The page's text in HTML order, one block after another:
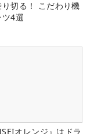
切る！ こだわり機
4選
オレンジ』はドラ